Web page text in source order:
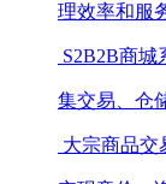
理效率和服
S2B2B商城
集交易、仓
大宗商品交